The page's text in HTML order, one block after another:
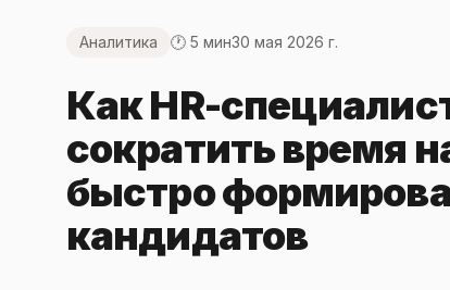
Аналитика 🕐 5 мин30 мая 2026 г.
Как HR-
сократить время
быстро
кандидатов